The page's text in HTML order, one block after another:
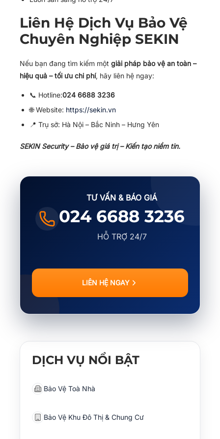
Liên Hệ Dịch Vụ Bảo Vệ
Chuyên Nghiệp SEKIN
Nếu bạn đang tìm kiếm một giải pháp bảo vệ an toàn –
hiệu quả – tối ưu chi phí, hãy liên hệ ngay:
📞 Hotline:024 6688 3236
🌐 Website: https://sekin.vn
📍 Trụ sở: Hà Nội – Bắc Ninh – Hưng Yên
SEKIN Security – Bảo vệ giá trị – Kiến tạo niềm tin.
TƯ VẤN & BÁO GIÁ
024 6688 3236
HỖ TRỢ 24/7
LIÊN HỆ NGAY
DỊCH VỤ NỔI BẬT
Bảo Vệ Toà Nhà
Bảo Vệ Khu Đô Thị & Chung Cư